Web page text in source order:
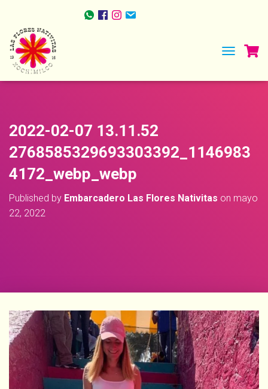
TOGGLE
2022-02-07 13.11.52
2768585329693303392_1146983
4172_webp_webp
Published by Embarcadero Las Flores Nativitas on mayo
22, 2022